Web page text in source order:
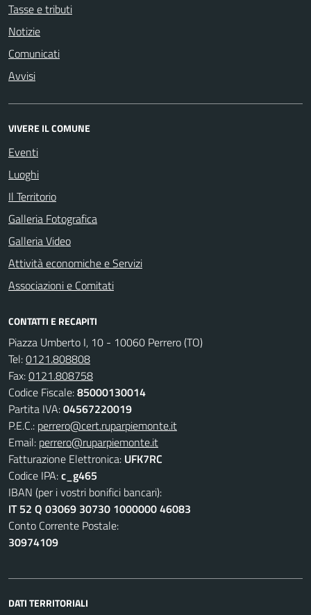
Tasse e tributi
Notizie
Comunicati
Avvisi
VIVERE IL COMUNE
Eventi
Luoghi
Il Territorio
Galleria Fotografica
Galleria Video
Attività economiche e Servizi
Associazioni e Comitati
CONTATTI E RECAPITI
Piazza Umberto I, 10 - 10060 Perrero (TO)
Tel:0121.808808
Fax:0121.808758
Codice Fiscale:85000130014
Partita IVA:04567220019
P.E.C.: perrero@cert.ruparpiemonte.it
Email: perrero@ruparpiemonte.it
Fatturazione Elettronica: UFK7RC
Codice IPA:c_g465
IBAN (per i vostri bonifici bancari):
IT 52 Q 03069 30730 1000000 46083
Conto Corrente Postale:
30974109
DATI TERRITORIALI